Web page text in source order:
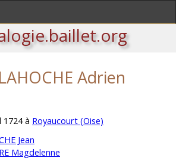
Adrien
1724 à Royaucourt (Oise)
Jean
Magdelenne